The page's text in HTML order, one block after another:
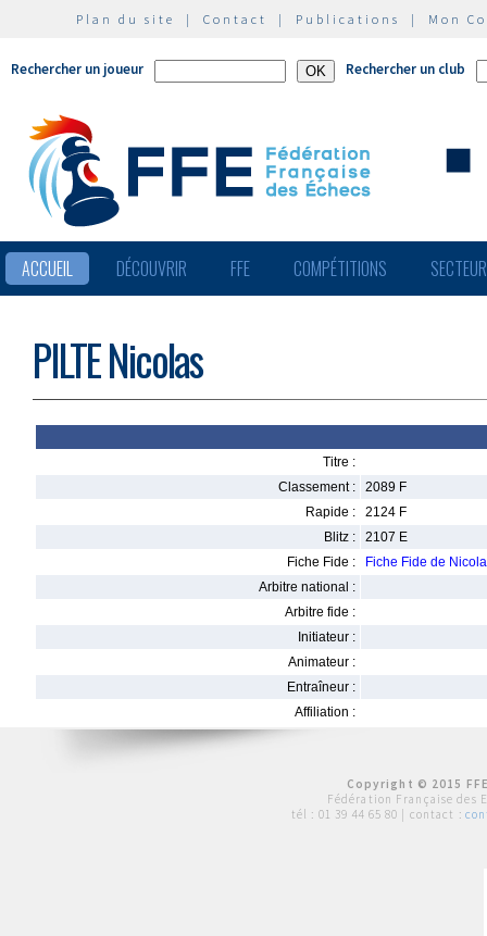
Plan du site | Contact | Publications | Mon
Rechercher un joueur Rechercher un club
ACCUEIL DÉCOUVRIR FFE COMPÉTITIONS
PILTE Nicolas
Titre :
Classement :
2089 F
Rapide :
2124 F
Blitz :
2107 E
Fiche Fide :
Fiche Fide de
Arbitre national :
Arbitre fide :
Initiateur :
Animateur :
Entraîneur :
Affiliation :
Copyright © 2015
Fédération Française des
tél : 01 39 44 65 80 | contact :